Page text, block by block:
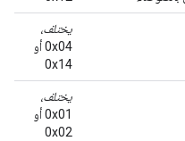
يختلف،
0x04 أو
0x14
يختلف،
0x01 أو
0x02